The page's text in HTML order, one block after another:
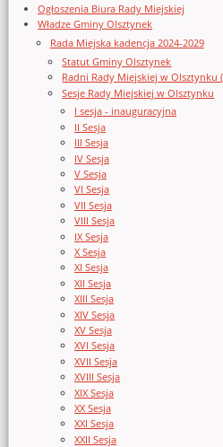
Ogłoszenia Biura Rady Miejskiej
Władze Gminy Olsztynek
Rada Miejska kadencja 2024-2029
Statut Gminy Olsztynek
Radni Rady Miejskiej w Olsztynku
Sesje Rady Miejskiej w Olsztynku
I sesja - inauguracyjna
II Sesja
III Sesja
IV Sesja
V Sesja
VI Sesja
VII Sesja
VIII Sesja
IX Sesja
X Sesja
XI Sesja
XII Sesja
XIII Sesja
XIV Sesja
XV Sesja
XVI Sesja
XVII Sesja
XVIII Sesja
XIX Sesja
XX Sesja
XXI Sesja
XXII Sesja